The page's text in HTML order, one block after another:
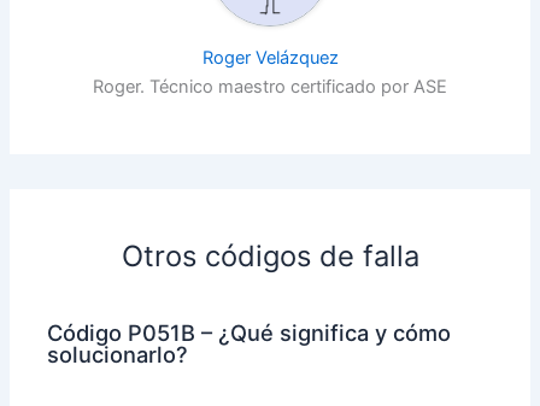
Roger Velázquez
Roger. Técnico maestro certificado por ASE
Otros códigos de falla
Código P051B – ¿Qué significa y cómo
solucionarlo?